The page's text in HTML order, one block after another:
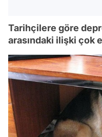
Tarihçilere göre
arasındaki ilişki çok